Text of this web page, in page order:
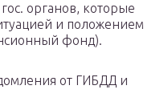
органов, которые
и положением
фонд).
от ГИБДД и